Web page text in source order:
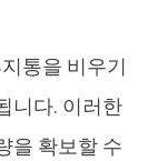
통을 비우기
니다. 이러한
을 확보할 수